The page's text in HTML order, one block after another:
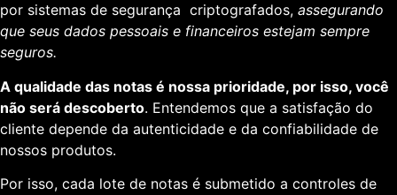
por sistemas de segurança criptografados, assegurando
que seus dados pessoais e financeiros estejam sempre
seguros.
A qualidade das notas é nossa prioridade, por isso, você
não será descoberto. Entendemos que a satisfação do
cliente depende da autenticidade e da confiabilidade de
nossos produtos.
Por isso, cada lote de notas é submetido a controles de